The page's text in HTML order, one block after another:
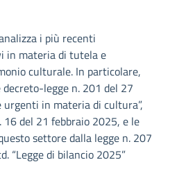
i più recenti
in materia di tutela e
culturale. In particolare,
legge n. 201 del 27
in materia di cultura”,
del 21 febbraio 2025, e le
settore dalla legge n. 207
“Legge di bilancio 2025”